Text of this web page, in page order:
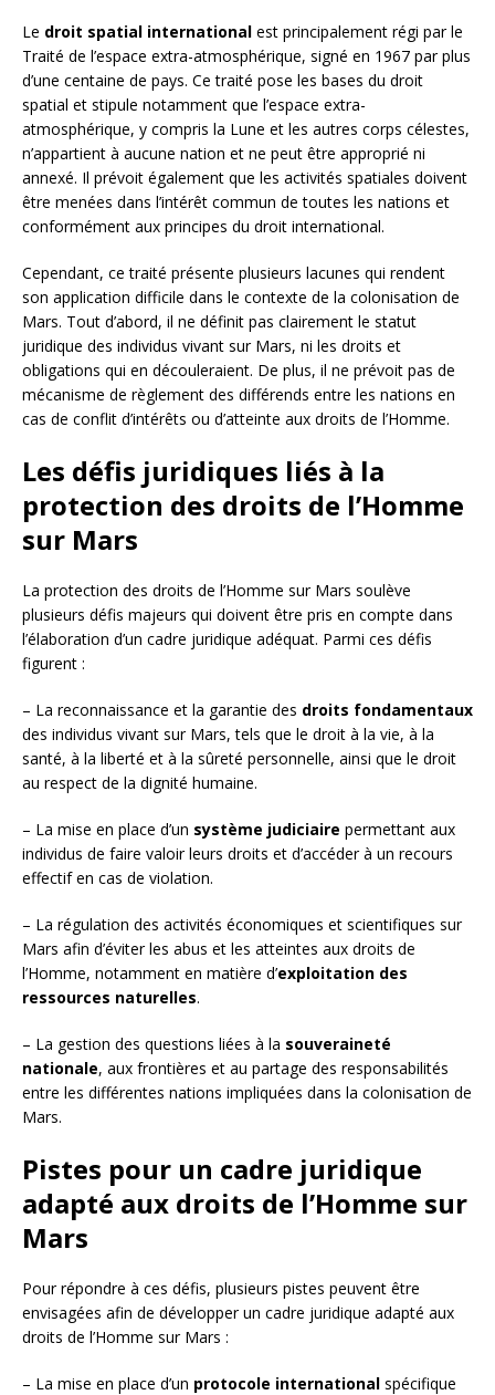
Le droit spatial international est principalement régi par le
Traité de l’espace extra-atmosphérique, signé en 1967 par plus
d’une centaine de pays. Ce traité pose les bases du droit
spatial et stipule notamment que l’espace extra-
atmosphérique, y compris la Lune et les autres corps célestes,
n’appartient à aucune nation et ne peut être approprié ni
annexé. Il prévoit également que les activités spatiales doivent
être menées dans l’intérêt commun de toutes les nations et
conformément aux principes du droit international.
Cependant, ce traité présente plusieurs lacunes qui rendent
son application difficile dans le contexte de la colonisation de
Mars. Tout d’abord, il ne définit pas clairement le statut
juridique des individus vivant sur Mars, ni les droits et
obligations qui en découleraient. De plus, il ne prévoit pas de
mécanisme de règlement des différends entre les nations en
cas de conflit d’intérêts ou d’atteinte aux droits de l’Homme.
Les défis juridiques liés à la
protection des droits de l’Homme
sur Mars
La protection des droits de l’Homme sur Mars soulève
plusieurs défis majeurs qui doivent être pris en compte dans
l’élaboration d’un cadre juridique adéquat. Parmi ces défis
figurent :
– La reconnaissance et la garantie des droits fondamentaux
des individus vivant sur Mars, tels que le droit à la vie, à la
santé, à la liberté et à la sûreté personnelle, ainsi que le droit
au respect de la dignité humaine.
– La mise en place d’un système judiciaire permettant aux
individus de faire valoir leurs droits et d’accéder à un recours
effectif en cas de violation.
– La régulation des activités économiques et scientifiques sur
Mars afin d’éviter les abus et les atteintes aux droits de
l’Homme, notamment en matière d’exploitation des
ressources naturelles.
– La gestion des questions liées à la souveraineté
nationale, aux frontières et au partage des responsabilités
entre les différentes nations impliquées dans la colonisation de
Mars.
Pistes pour un cadre juridique
adapté aux droits de l’Homme sur
Mars
Pour répondre à ces défis, plusieurs pistes peuvent être
envisagées afin de développer un cadre juridique adapté aux
droits de l’Homme sur Mars :
– La mise en place d’un protocole international spécifique